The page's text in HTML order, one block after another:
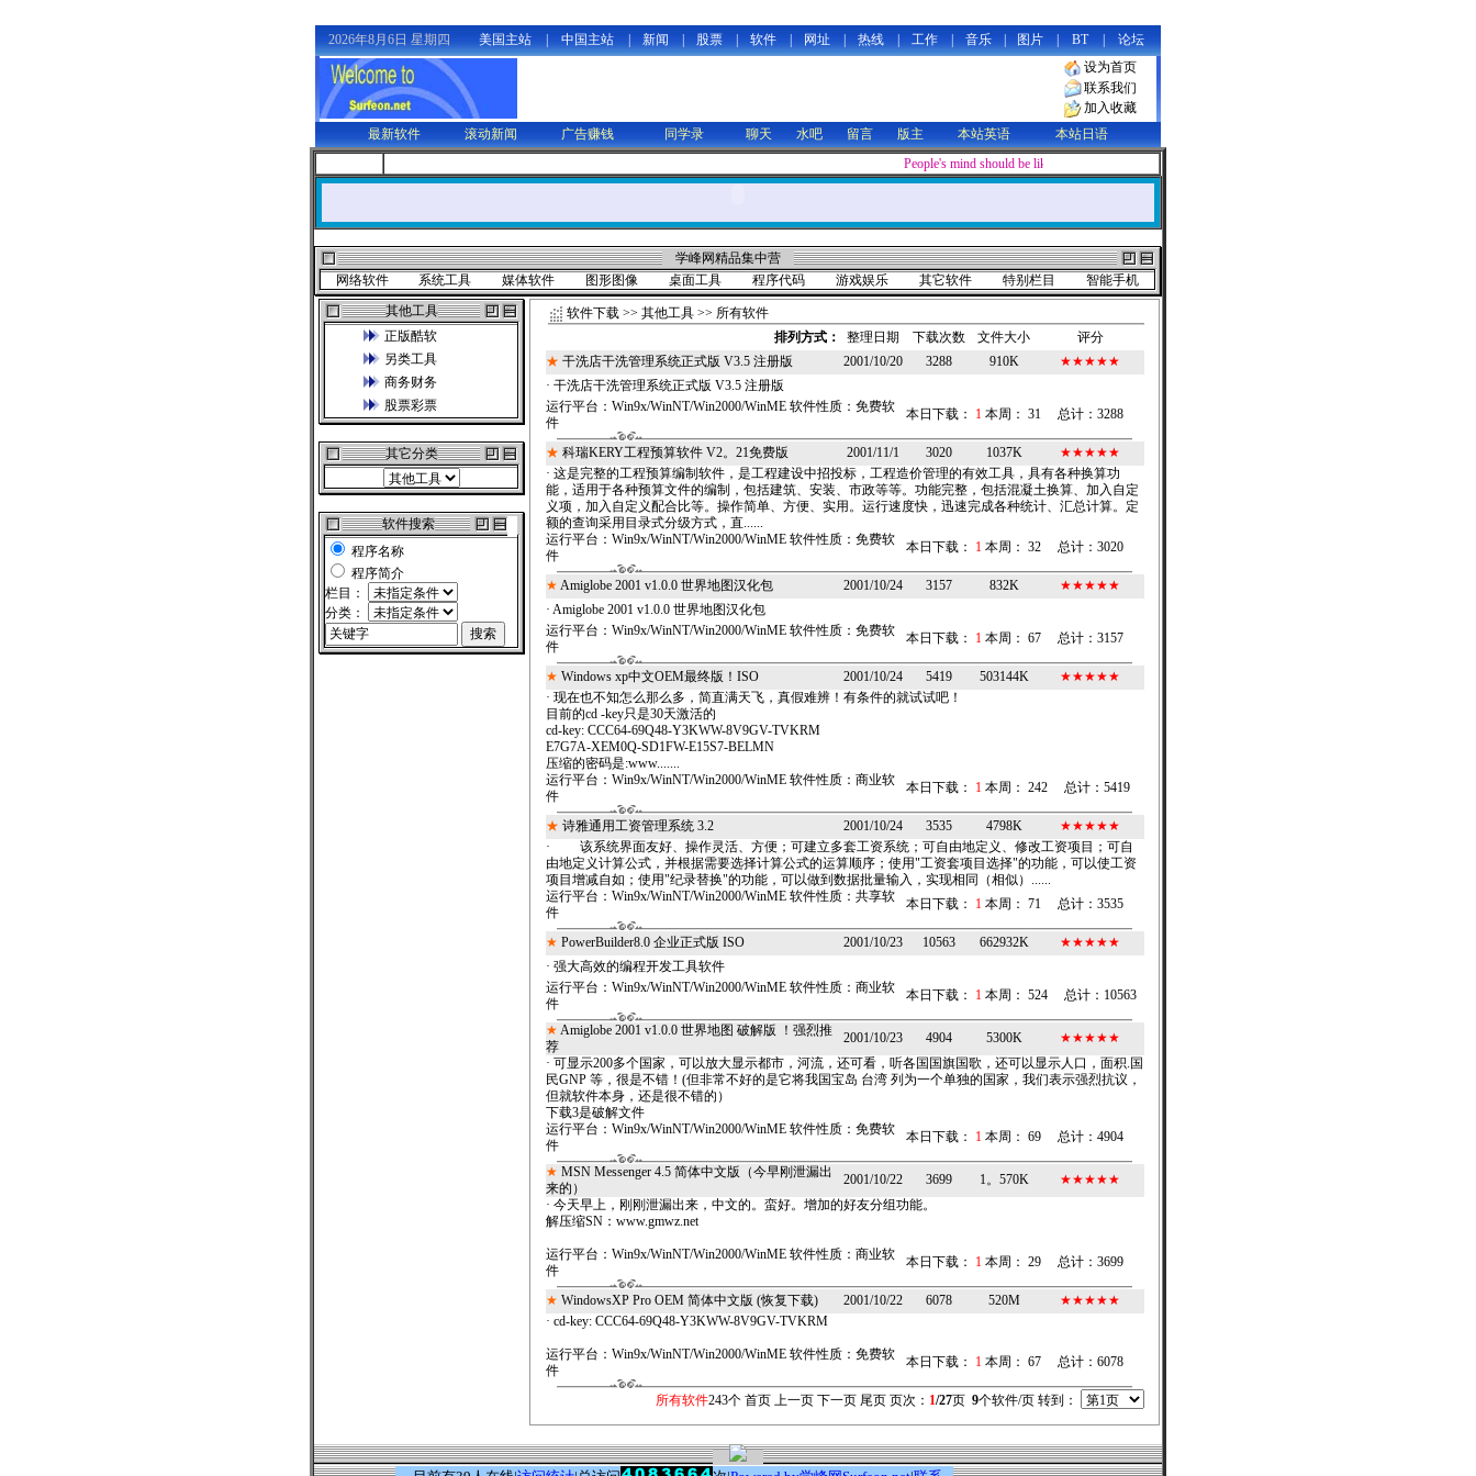
2026年8月6日 星期四 美国主站 中国主站 新闻 股票 软件 网址 热线 工作 音乐 图片 BT
论坛
设为首页
联系我们
加入收藏
最新软件
滚动新闻 广告赚钱 同学录 聊天 水吧 留言 版主 本站英语
本站日语
People's mind should be like water, soft and supple in appearance, yet containing limitless power that
学峰网精品集中营
网络软件
系统工具 媒体软件 图形图像 桌面工具 程序代码 游戏娱乐 其它软件 特别栏目
智能手机
其他工具
正版酷软
另类工具
商务财务
股票彩票
其它分类
软件搜索
程序名称
程序简介
栏目：
分类：
软件下载>> 其他工具>> 所有软件
排列方式：
整理日期 下载次数 文件大小
评分
★ 干洗店干洗管理系统正式版 V3.5 注册版 2001/10/20 3288 910K ★★★★★
· 干洗店干洗管理系统正式版 V3.5 注册版
运行平台： Win9x/WinNT/Win2000/WinME 软件性质： 免费软
件
本日下载： 1本周： 31 总计：3288
★ 科瑞KERY工程预算软件 V2。21免费版 2001/11/1 3020 1037K ★★★★★
· 这是完整的工程预算编制软件，是工程建设中招投标，工程造价管理的有效工具，具有各种换算功
能，适用于各种预算文件的编制，包括建筑、安装、市政等等。功能完整，包括混凝土换算、加入自定
义项，加入自定义配合比等。操作简单、方便、实用。运行速度快，迅速完成各种统计、汇总计算。定
额的查询采用目录式分级方式，直......
运行平台： Win9x/WinNT/Win2000/WinME 软件性质： 免费软
件
本日下载： 1本周： 32 总计：3020
★ Amiglobe 2001 v1.0.0 世界地图汉化包 2001/10/24 3157 832K ★★★★★
· Amiglobe 2001 v1.0.0 世界地图汉化包
运行平台： Win9x/WinNT/Win2000/WinME 软件性质： 免费软
件
本日下载： 1本周： 67 总计：3157
★ Windows xp中文OEM最终版！ISO 2001/10/24 5419 503144K ★★★★★
· 现在也不知怎么那么多，简直满天飞，真假难辨！有条件的就试试吧！
目前的cd -key只是30天激活的
cd-key: CCC64-69Q48-Y3KWW-8V9GV-TVKRM
E7G7A-XEM0Q-SD1FW-E15S7-BELMN
压缩的密码是:www.......
运行平台： Win9x/WinNT/Win2000/WinME 软件性质： 商业软
件
本日下载： 1本周： 242 总计：5419
★ 诗雅通用工资管理系统 3.2 2001/10/24 3535 4798K ★★★★★
· 该系统界面友好、操作灵活、方便；可建立多套工资系统；可自由地定义、修改工资项目；可自
由地定义计算公式，并根据需要选择计算公式的运算顺序；使用"工资套项目选择"的功能，可以使工资
项目增减自如；使用"纪录替换"的功能，可以做到数据批量输入，实现相同（相似）......
运行平台： Win9x/WinNT/Win2000/WinME 软件性质： 共享软
件
本日下载： 1本周： 71 总计：3535
★ PowerBuilder8.0 企业正式版 ISO 2001/10/23 10563 662932K ★★★★★
· 强大高效的编程开发工具软件
运行平台： Win9x/WinNT/Win2000/WinME 软件性质： 商业软
件
本日下载： 1本周： 524 总计：10563
★ Amiglobe 2001 v1.0.0 世界地图 破解版 ！强烈推
荐
2001/10/23 4904 5300K ★★★★★
· 可显示200多个国家，可以放大显示都市，河流，还可看，听各国国旗国歌，还可以显示人口，面积.国
民GNP 等，很是不错！(但非常不好的是它将我国宝岛 台湾 列为一个单独的国家，我们表示强烈抗议，
但就软件本身，还是很不错的）
下载3是破解文件
运行平台： Win9x/WinNT/Win2000/WinME 软件性质： 免费软
件
本日下载： 1本周： 69 总计：4904
★ MSN Messenger 4.5 简体中文版（今早刚泄漏出
来的）
2001/10/22 3699 1。570K ★★★★★
· 今天早上，刚刚泄漏出来，中文的。蛮好。增加的好友分组功能。
解压缩SN：www.gmwz.net
运行平台： Win9x/WinNT/Win2000/WinME 软件性质： 商业软
件
本日下载： 1本周： 29 总计：3699
★ WindowsXP Pro OEM 简体中文版 (恢复下载) 2001/10/22 6078 520M ★★★★★
· cd-key: CCC64-69Q48-Y3KWW-8V9GV-TVKRM
运行平台： Win9x/WinNT/Win2000/WinME 软件性质： 免费软
件
本日下载： 1本周： 67 总计：6078
所有软件243个 首页 上一页 下一页 尾页页次： 1/27页 9个软件/页 转到：